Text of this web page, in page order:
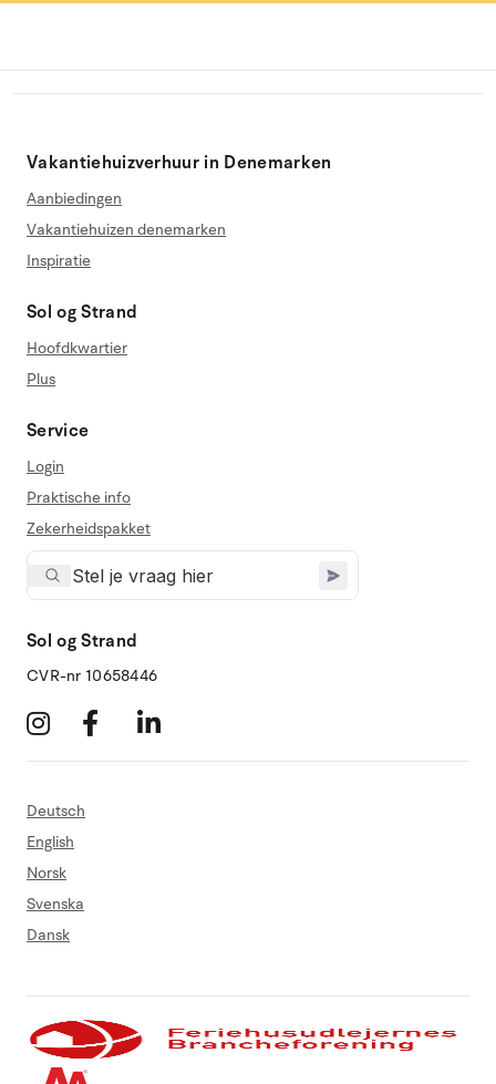
Vakantiehuizverhuur in Denemarken
Aanbiedingen
Vakantiehuizen denemarken
Inspiratie
Sol og Strand
Hoofdkwartier
Plus
Service
Login
Praktische info
Zekerheidspakket
Sol og Strand
CVR-nr 10658446
Deutsch
English
Norsk
Svenska
Dansk